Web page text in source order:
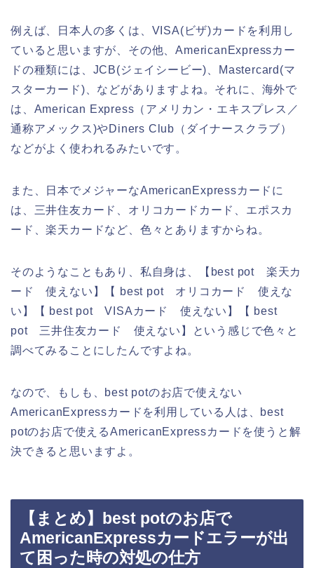
例えば、日本人の多くは、VISA(ビザ)カードを利用し
ていると思いますが、その他、AmericanExpressカー
ドの種類には、JCB(ジェイシービー)、Mastercard(マ
スターカード)、などがありますよね。それに、海外で
は、American Express（アメリカン・エキスプレス／
通称アメックス)やDiners Club（ダイナースクラブ）
などがよく使われるみたいです。
また、日本でメジャーなAmericanExpressカードに
は、三井住友カード、オリコカードカード、エポスカ
ード、楽天カードなど、色々とありますからね。
そのようなこともあり、私自身は、【best pot 楽天カ
ード 使えない】【 best pot オリコカード 使えな
い】【 best pot VISAカード 使えない】【 best
pot 三井住友カード 使えない】という感じで色々と
調べてみることにしたんですよね。
なので、もしも、best potのお店で使えない
AmericanExpressカードを利用している人は、best
potのお店で使えるAmericanExpressカードを使うと解
決できると思いますよ。
【まとめ】best potのお店で
AmericanExpressカードエラーが出
て困った時の対処の仕方